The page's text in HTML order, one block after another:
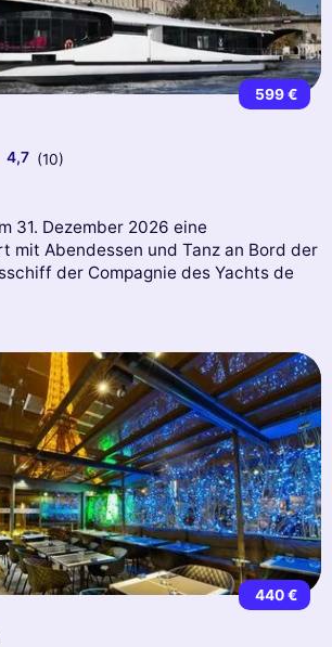
599 €
4,7 (10)
31. Dezember 2026 eine
mit Abendessen und Tanz an Bord der
der Compagnie des Yachts de
440 €